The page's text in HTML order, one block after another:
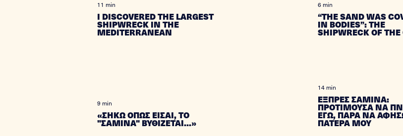
11 min
I DISCOVERED THE LARGEST
SHIPWRECK IN THE
MEDITERRANEAN
6 min
“THE SAND WAS
IN BODIES”: THE
SHIPWRECK OF
9 min
«ΣΗΚΩ ΟΠΩΣ ΕΙΣΑΙ, ΤΟ
"ΣΑΜΙΝΑ" ΒΥΘΙΖΕΤΑΙ...»
14 min
ΕΞΠΡΕΣ ΣΑΜΙΝΑ:
ΠΡΟΤΙΜΟΥΣΑ ΝΑ
ΕΓΩ, ΠΑΡΑ ΝΑ
ΠΑΤΕΡΑ ΜΟΥ